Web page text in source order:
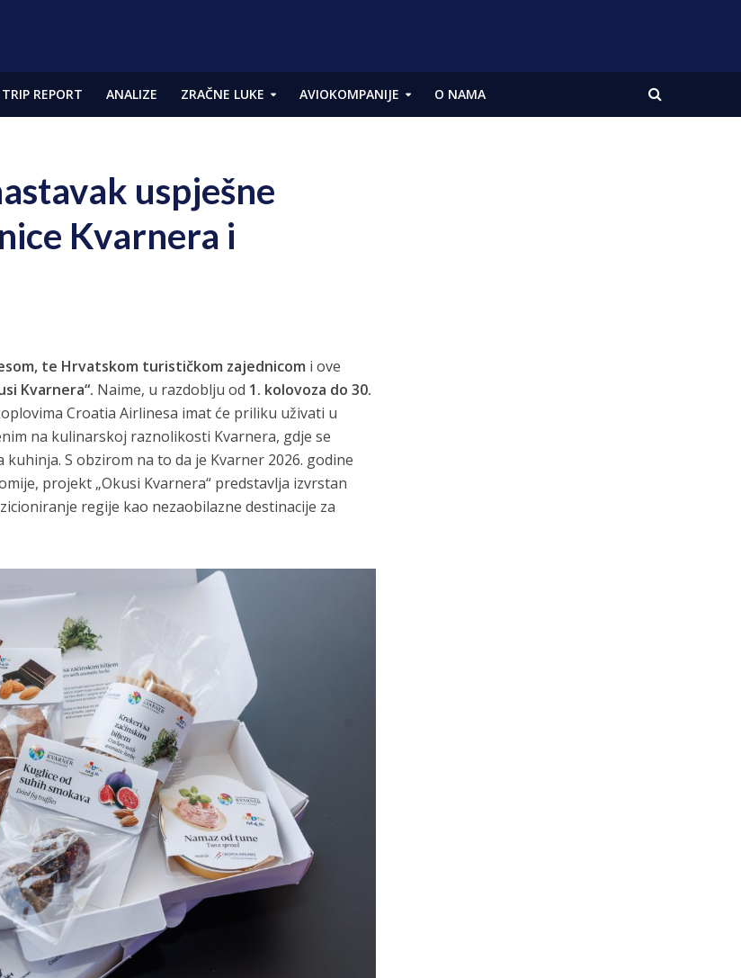
TRIP REPORT ANALIZE ZRAČNE LUKE AVIOKOMPANIJE O NAMA
uspješne
Kvarnera i
te Hrvatskom turističkom zajednicom i ove
Kvarnera“. Naime, u razdoblju od 1. kolovoza do 30.
Croatia Airlinesa imat će priliku uživati u
na kulinarskoj raznolikosti Kvarnera, gdje se
S obzirom na to da je Kvarner 2026. godine
projekt „Okusi Kvarnera“ predstavlja izvrstan
regije kao nezaobilazne destinacije za